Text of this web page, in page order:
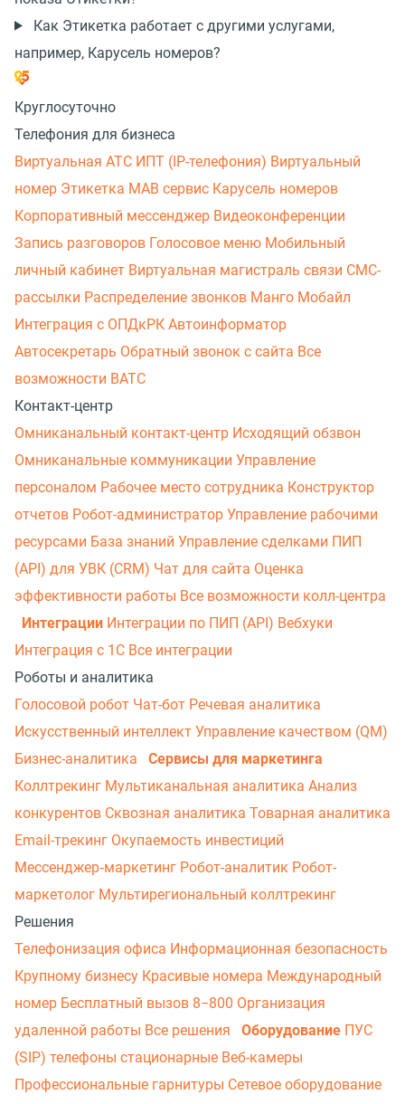
Как Этикетка работает с другими услугами,
например, Карусель номеров?
Круглосуточно
Телефония для бизнеса
Виртуальная АТС ИПТ (IP-телефония) Виртуальный
номер Этикетка МАВ сервис Карусель номеров
Корпоративный мессенджер Видеоконференции
Запись разговоров Голосовое меню Мобильный
личный кабинет Виртуальная магистраль связи СМС-
рассылки Распределение звонков Манго Мобайл
Интеграция с ОПДкРК Автоинформатор
Автосекретарь Обратный звонок с сайта Все
возможности ВАТС
Контакт-центр
Омниканальный контакт-центр Исходящий обзвон
Омниканальные коммуникации Управление
персоналом Рабочее место сотрудника Конструктор
отчетов Робот-администратор Управление рабочими
ресурсами База знаний Управление сделками ПИП
(API) для УВК (CRM) Чат для сайта Оценка
эффективности работы Все возможности колл-центра
Интеграции Интеграции по ПИП (API) Вебхуки
Интеграция с 1С Все интеграции
Роботы и аналитика
Голосовой робот Чат-бот Речевая аналитика
Искусственный интеллект Управление качеством (QM)
Бизнес-аналитика
Сервисы для маркетинга
Коллтрекинг Мультиканальная аналитика Анализ
конкурентов Сквозная аналитика Товарная аналитика
Email-трекинг Окупаемость инвестиций
Мессенджер‑маркетинг Робот-аналитик Робот-
маркетолог Мультирегиональный коллтрекинг
Решения
Телефонизация офиса Информационная безопасность
Крупному бизнесу Красивые номера Международный
номер Бесплатный вызов 8−800 Организация
удаленной работы Все решения Оборудование ПУС
(SIP) телефоны стационарные Веб-камеры
Профессиональные гарнитуры Сетевое оборудование